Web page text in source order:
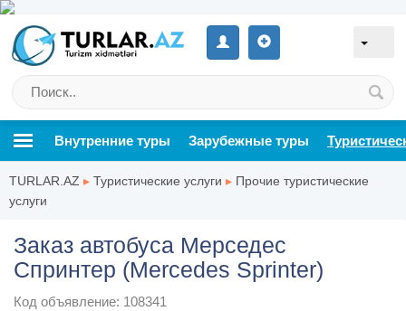
Внутренние туры Зарубежные туры
TURLAR.AZ ▸ Туристические услуги ▸ Прочие туристические
услуги
Заказ автобуса Мерседес
Спринтер (Mercedes Sprinter)
Код объявление: 108341